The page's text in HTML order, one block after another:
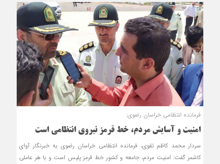
فرمانده انتظامی خراسان رضوی:
امنیت و آسایش مردم، خط قرمز نیروی انتظامی است
سردار محمد کاظم تقوی، فرمانده انتظامی خراسان رضوی به خبرنگار آوای
کاشمر گفت: امنيت مردم، جامعه و كشور خط قرمز پليس است و با هر عاملی